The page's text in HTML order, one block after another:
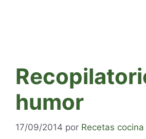
humor
17/09/2014 por Recetas cocina